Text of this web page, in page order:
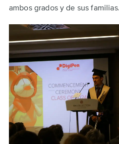
ambos grados y de sus familias.